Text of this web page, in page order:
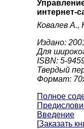
интернет-
Ковалев А.,
Издано:
Для
ISBN: 5-
Твердый
Формат:
Полное
Введение
[Заказать